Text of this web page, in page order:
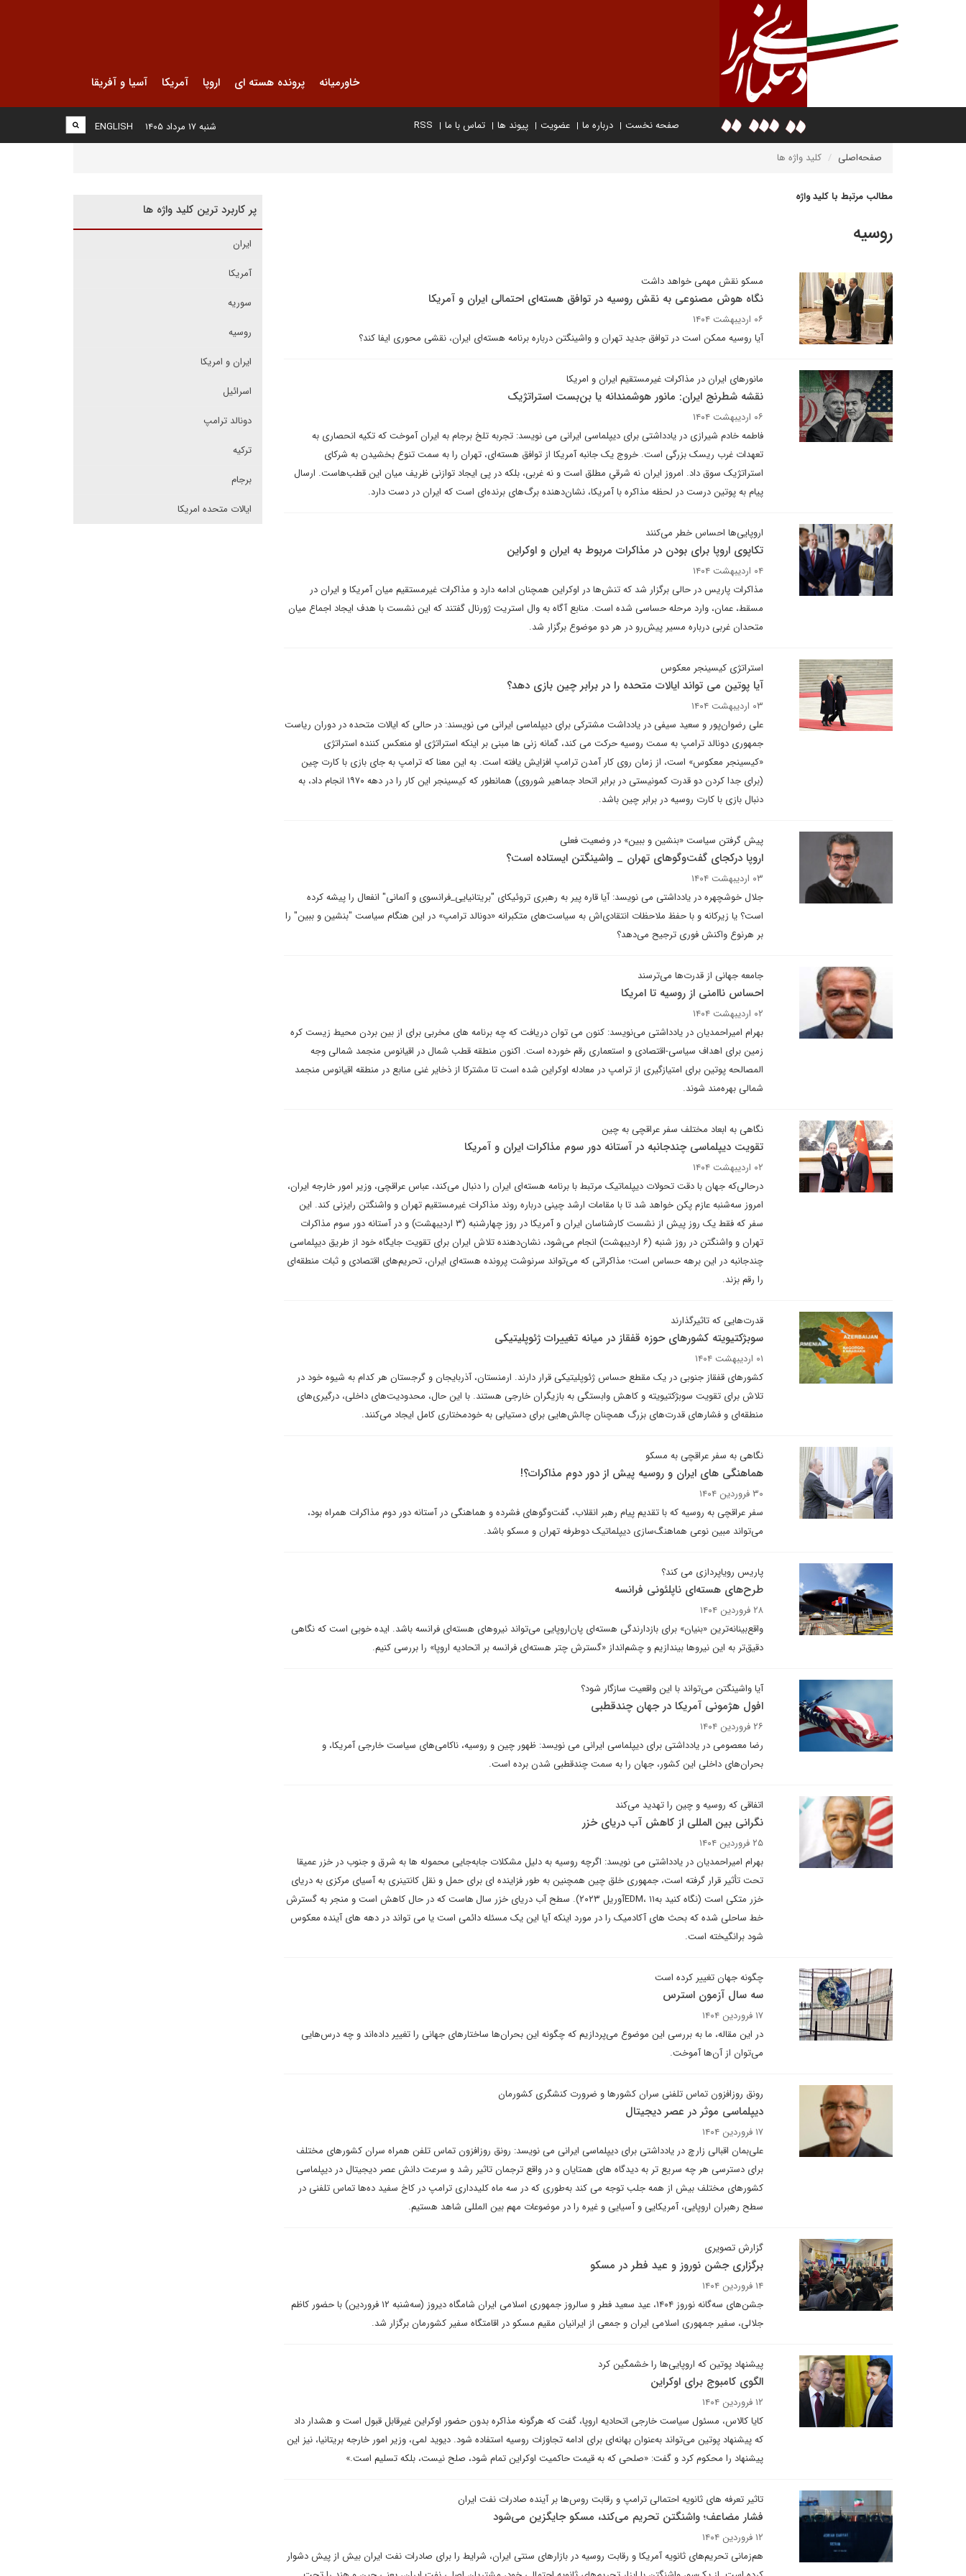
خاورمیانه پرونده هسته ای اروپا آمریکا آسیا و آفریقا
صفحه نخست درباره ما عضویت پیوند ها تماس با ما RSS
ENGLISH شنبه ۱۷ مرداد ۱۴۰۵
صفحه‌اصلی کلید واژه ها
مطالب مرتبط با کلید واژه
روسیه
مسکو نقش مهمی خواهد داشت
نگاه هوش مصنوعی به نقش روسیه در توافق هسته‌ای احتمالی ایران و آمریکا
۰۶ اردیبهشت ۱۴۰۴
آیا روسیه ممکن است در توافق جدید تهران و واشینگتن درباره برنامه هسته‌ای ایران، نقشی محوری ایفا کند؟
مانورهای ایران در مذاکرات غیرمستقیم ایران و امریکا
نقشه شطرنج ایران: مانور هوشمندانه یا بن‌بست استراتژیک
۰۶ اردیبهشت ۱۴۰۴
فاطمه خادم شیرازی در یادداشتی برای دیپلماسی ایرانی می نویسد: تجربه تلخ برجام به ایران آموخت که تکیه انحصاری به
تعهدات غرب ریسک بزرگی است. خروج یک جانبه آمریکا از توافق هسته‌ای، تهران را به سمت تنوع بخشیدن به شرکای
استراتژیک سوق داد. امروز ایران نه شرقیِ مطلق است و نه غربی، بلکه در پی ایجاد توازنی ظریف میان این قطب‌هاست. ارسال
پیام به پوتین درست در لحظه مذاکره با آمریکا، نشان‌دهنده برگ‌های برنده‌ای است که ایران در دست دارد.
اروپایی‌ها احساس خطر می‌کنند
تکاپوی اروپا برای بودن در مذاکرات مربوط به ایران و اوکراین
۰۴ اردیبهشت ۱۴۰۴
مذاکرات پاریس در حالی برگزار شد که تنش‌ها در اوکراین همچنان ادامه دارد و مذاکرات غیرمستقیم میان آمریکا و ایران در
مسقط، عمان، وارد مرحله حساسی شده است. منابع آگاه به وال استریت ژورنال گفتند که این نشست با هدف ایجاد اجماع میان
متحدان غربی درباره مسیر پیش‌رو در هر دو موضوع برگزار شد.
استراتژی کیسینجر معکوس
آیا پوتین می تواند ایالات متحده را در برابر چین بازی دهد؟
۰۳ اردیبهشت ۱۴۰۴
علی رضوان‌پور و سعید سیفی در یادداشت مشترکی برای دیپلماسی ایرانی می نویسند: در حالی که ایالات متحده در دوران ریاست
جمهوری دونالد ترامپ به سمت روسیه حرکت می کند، گمانه زنی ها مبنی بر اینکه استراتژی او منعکس کننده استراتژی
«کیسینجر معکوس» است، از زمان روی کار آمدن ترامپ افزایش یافته است. به این معنا که ترامپ به جای بازی با کارت چین
(برای جدا کردن دو قدرت کمونیستی در برابر اتحاد جماهیر شوروی) همانطور که کیسینجر این کار را در دهه ۱۹۷۰ انجام داد، به
دنبال بازی با کارت روسیه در برابر چین باشد.
پیش گرفتن سیاست «بنشین و ببین» در وضعیت فعلی
اروپا درکجای گفت‌وگوهای تهران _ واشینگتن ایستاده است؟
۰۳ اردیبهشت ۱۴۰۴
جلال خوشچهره در یادداشتی می نویسد: آیا قاره پیر به رهبری تروئیکای "بریتانیایی_فرانسوی و آلمانی" انفعال را پیشه کرده
است؟ یا زیرکانه و با حفظ ملاحظات انتقادی‌اش به سیاست‌های متکبرانه «دونالد ترامپ» در این هنگام سیاست "بنشین و ببین" را
بر هرنوع واکنش فوری ترجیح می‌دهد؟
جامعه جهانی از قدرت‌ها می‌ترسند
احساس ناامنی از روسیه تا امریکا
۰۲ اردیبهشت ۱۴۰۴
بهرام امیراحمدیان در یادداشتی می‌نویسد: کنون می توان دریافت که چه برنامه های مخربی برای از بین بردن محیط زیست کره
زمین برای اهداف سیاسی-اقتصادی و استعماری رقم خورده است. اکنون منطقه قطب شمال در اقیانوس منجمد شمالی وجه
المصالحه پوتین برای امتیازگیری از ترامپ در معادله اوکراین شده است تا مشترکا از ذخایر غنی منابع در منطقه اقیانوس منجمد
شمالی بهره‌مند شوند.
نگاهی به ابعاد مختلف سفر عراقچی به چین
تقویت دیپلماسی چندجانبه در آستانه دور سوم مذاکرات ایران و آمریکا
۰۲ اردیبهشت ۱۴۰۴
در‌حالی‌که جهان با دقت تحولات دیپلماتیک مرتبط با برنامه هسته‌ای ایران را دنبال می‌کند، عباس عراقچی، وزیر امور خارجه ایران،
امروز سه‌شنبه عازم پکن خواهد شد تا با مقامات ارشد چینی درباره روند مذاکرات غیرمستقیم تهران و واشنگتن رایزنی کند. این
سفر که فقط یک روز پیش از نشست کارشناسان ایران و آمریکا در روز چهارشنبه (۳ اردیبهشت) و در آستانه دور سوم مذاکرات
تهران و واشنگتن در روز شنبه (۶ اردیبهشت) انجام می‌شود، نشان‌دهنده تلاش ایران برای تقویت جایگاه خود از طریق دیپلماسی
چندجانبه در این برهه حساس است؛ مذاکراتی که می‌تواند سرنوشت پرونده هسته‌ای ایران، تحریم‌های اقتصادی و ثبات منطقه‌ای
را رقم بزند.
قدرت‌هایی که تاثیرگذارند
سوبژکتیویته کشورهای حوزه قفقاز در میانه تغییرات ژئوپلیتیکی
۰۱ اردیبهشت ۱۴۰۴
کشورهای قفقاز جنوبی در یک مقطع حساس ژئوپلیتیکی قرار دارند. ارمنستان، آذربایجان و گرجستان هر کدام به شیوه خود در
تلاش برای تقویت سوبژکتیویته و کاهش وابستگی به بازیگران خارجی هستند. با این حال، محدودیت‌های داخلی، درگیری‌های
منطقه‌ای و فشارهای قدرت‌های بزرگ همچنان چالش‌هایی برای دستیابی به خودمختاری کامل ایجاد می‌کنند.
نگاهی به سفر عراقچی به مسکو
هماهنگی های ایران و روسیه پیش از دور دوم مذاکرات؟!
۳۰ فروردین ۱۴۰۴
سفر‌ عراقچی به روسیه که با تقدیم پیام رهبر انقلاب، گفت‌وگوهای فشرده‌ و هماهنگی در آستانه دور دوم مذاکرات همراه بود،
می‌تواند مبین نوعی هماهنگ‌سازی دیپلماتیک دو‌طرفه تهران و مسکو باشد.
پاریس رویاپردازی می کند؟
طرح‌های هسته‌ای ناپلئونی فرانسه
۲۸ فروردین ۱۴۰۴
واقع‌بینانه‌ترین «بنیان» برای بازدارندگی هسته‌ای پان‌اروپایی می‌تواند نیروهای هسته‌ای فرانسه باشد. ایده خوبی است که نگاهی
دقیق‌تر به این نیروها بیندازیم و چشم‌انداز «گسترش چتر هسته‌ای فرانسه بر اتحادیه اروپا» را بررسی کنیم.
آیا واشینگتن می‌تواند با این واقعیت سازگار شود؟
افول هژمونی آمریکا در جهان چندقطبی
۲۶ فروردین ۱۴۰۴
رضا معصومی در یادداشتی برای دیپلماسی ایرانی می نویسد: ظهور چین و روسیه، ناکامی‌های سیاست خارجی آمریکا، و
بحران‌های داخلی این کشور، جهان را به سمت چندقطبی شدن برده است.
اتفاقی که روسیه و چین را تهدید می‌کند
نگرانی بین المللی از کاهش آب دریای خزر
۲۵ فروردین ۱۴۰۴
بهرام امیراحمدیان در یادداشتی می نویسد: اگرچه روسیه به دلیل مشکلات جابه‌جایی محموله ها به شرق و جنوب در خزر عمیقا
تحت تأثیر قرار گرفته است، جمهوری خلق چین همچنین به طور فزاینده ای برای حمل و نقل کانتینری به آسیای مرکزی به دریای
خزر متکی است (نگاه کنید بهEDM، ۱۱آوریل ۲۰۲۳). سطح آب دریای خزر سال هاست که در حال کاهش است و منجر به گسترش
خط ساحلی شده که بحث های آکادمیک را در مورد اینکه آیا این یک مسئله دائمی است یا می تواند در دهه های آینده معکوس
شود برانگیخته است.
چگونه جهان تغییر کرده است
سه سال آزمون استرس
۱۷ فروردین ۱۴۰۴
در این مقاله، ما به بررسی این موضوع می‌پردازیم که چگونه این بحران‌ها ساختارهای جهانی را تغییر داده‌اند و چه درس‌هایی
می‌توان از آن‌ها آموخت.
رونق روزافزون تماس تلفنی سران کشورها و ضرورت کنشگری کشورمان
دیپلماسی موثر در عصر دیجیتال
۱۷ فروردین ۱۴۰۴
علی‌بمان اقبالی زارچ در یادداشتی برای دیپلماسی ایرانی می نویسد: رونق روزافزون تماس تلفن همراه سران کشورهای مختلف
برای دسترسی هر چه سریع تر به دیدگاه های همتایان و در واقع ترجمان تاثیر رشد و سرعت دانش عصر دیجیتال در دیپلماسی
کشورهای مختلف بیش از همه جلب توجه می کند به‌طوری که در سه ماه کلیدداری ترامپ در کاخ سفید ده‌ها تماس تلفنی در
سطح رهبران اروپایی، آمریکایی و آسیایی و غیره را در موضوعات مهم بین المللی شاهد هستیم.
گزارش تصویری
برگزاری جشن نوروز و عید فطر در مسکو
۱۴ فروردین ۱۴۰۴
جشن‌های سه‌گانه نوروز ۱۴۰۴، عید سعید فطر و سالروز جمهوری اسلامی ایران شامگاه دیروز (سه‌شنبه ۱۲ فروردین) با حضور کاظم
جلالی، سفیر جمهوری اسلامی ایران و جمعی از ایرانیان مقیم مسکو در اقامتگاه سفیر کشورمان برگزار شد.
پیشنهاد پوتین که اروپایی‌ها را خشمگین کرد
الگوی کامبوج برای اوکراین
۱۲ فروردین ۱۴۰۴
کایا کالاس، مسئول سیاست خارجی اتحادیه اروپا، گفت که هرگونه مذاکره بدون حضور اوکراین غیرقابل قبول است و هشدار داد
که پیشنهاد پوتین می‌تواند به‌عنوان بهانه‌ای برای ادامه تجاوزات روسیه استفاده شود. دیوید لمی، وزیر امور خارجه بریتانیا، نیز این
پیشنهاد را محکوم کرد و گفت: «صلحی که به قیمت حاکمیت اوکراین تمام شود، صلح نیست، بلکه تسلیم است.»
تاثیر تعرفه های‌ ثانویه احتمالی ترامپ و رقابت روس‌ها بر آینده صادرات نفت ایران
فشار مضاعف؛ واشنگتن تحریم می‌کند، مسکو جایگزین می‌شود
۱۲ فروردین ۱۴۰۴
هم‌زمانی تحریم‌های ثانویه آمریکا و رقابت روسیه در بازارهای سنتی ایران، شرایط را برای صادرات نفت ایران بیش از پیش دشوار
پر کاربرد ترین کلید واژه ها
ایران
آمریکا
سوریه
روسیه
ایران و امریکا
اسرائیل
دونالد ترامپ
ترکیه
برجام
ایالات متحده امریکا